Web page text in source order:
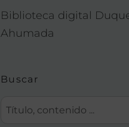
Biblioteca digital
Ahumada
Buscar